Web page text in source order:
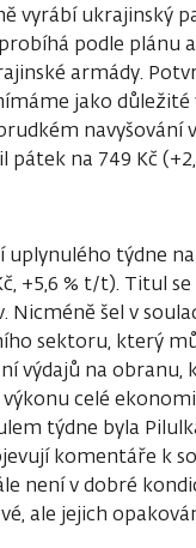
vyrábí ukrajinský
podle plánu
armády.
jako
navyšování
pátek na 749 Kč
uplynulého týdne
+5,6 % t/t). Titul
šel v
sektoru, který
výdajů na obranu,
celé
týdne byla
komentáře k
není v dobré
ale jejich